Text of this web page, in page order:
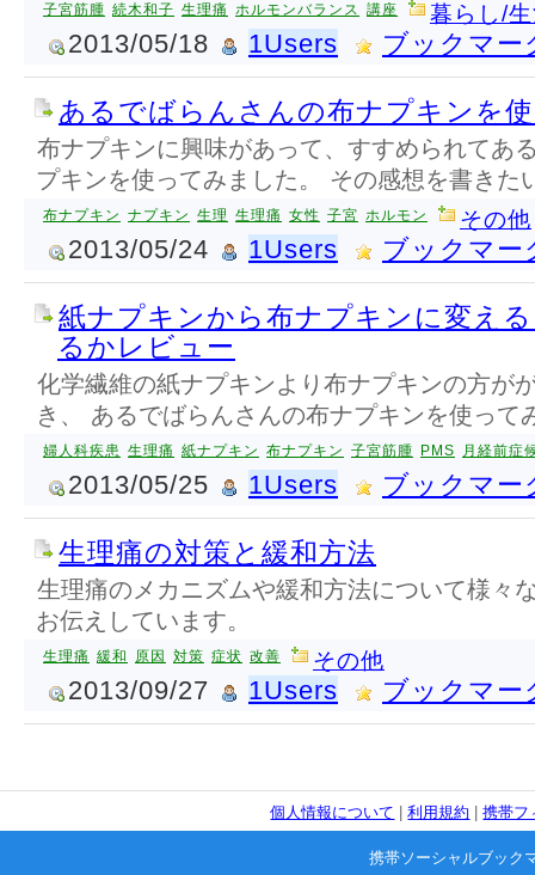
子宮筋腫 続木和子 生理痛 ホルモンバランス 講座 暮らし/
2013/05/18 1Users ブックマー
あるでばらんさんの布ナプキンを
布ナプキンに興味があって、すすめられてあ
プキンを使ってみました。 その感想を書きた
布ナプキン ナプキン 生理 生理痛 女性 子宮 ホルモン その他
2013/05/24 1Users ブックマー
紙ナプキンから布ナプキンに変え
るかレビュー
化学繊維の紙ナプキンより布ナプキンの方が
き、 あるでばらんさんの布ナプキンを使って
婦人科疾患 生理痛 紙ナプキン 布ナプキン 子宮筋腫 PMS 月経前症
2013/05/25 1Users ブックマー
生理痛の対策と緩和方法
生理痛のメカニズムや緩和方法について様々
お伝えしています。
生理痛 緩和 原因 対策 症状 改善 その他
2013/09/27 1Users ブックマー
個人情報について |利用規約 |携帯フ
携帯ソーシャルブック